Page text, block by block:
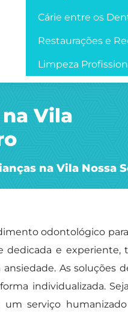
Cárie entre os
Restaurações e
Limpeza
Vila
na Vila Nossa
odontológico
e experiente,
As soluções
individualizada.
um serviço